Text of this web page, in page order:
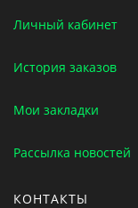
Личный кабинет
История заказов
Мои закладки
Рассылка новостей
КОНТАКТЫ